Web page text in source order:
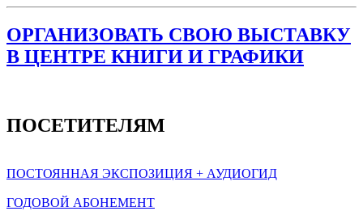
ОРГАНИЗОВАТЬ СВОЮ ВЫСТАВКУ
В ЦЕНТРЕ КНИГИ И ГРАФИКИ
ПОСЕТИТЕЛЯМ
ПОСТОЯННАЯ ЭКСПОЗИЦИЯ + АУДИОГИД
ГОДОВОЙ АБОНЕМЕНТ